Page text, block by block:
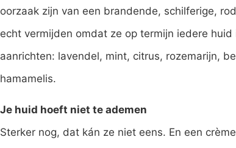
oorzaak zijn van een brandende, schilferige,
echt vermijden omdat ze op termijn iedere
aanrichten: lavendel, mint, citrus, rozemarijn,
hamamelis.
Je huid hoeft niet te ademen
Sterker nog, dat kán ze niet eens. En een